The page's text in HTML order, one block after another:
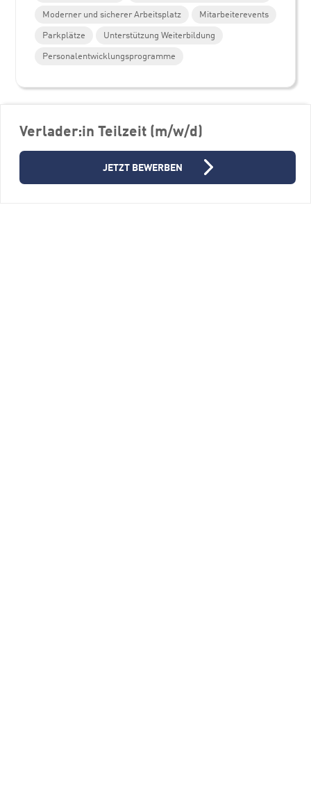
Verlader:in Teilzeit (m/w/d)
JETZT BEWERBEN
Moderner und sicherer Arbeitsplatz
Mitarbeiterevents
Parkplätze
Unterstützung Weiterbildung
Personalentwicklungsprogramme
Weitere Stellenangebote